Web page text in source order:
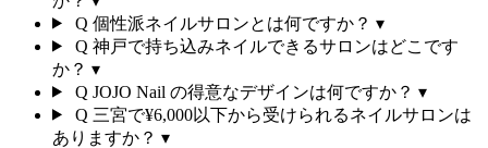
Q 個性派ネイルサロンとは何ですか？ ▾
Q 神戸で持ち込みネイルできるサロンはどこです
か？ ▾
Q JOJO Nail の得意なデザインは何ですか？ ▾
Q 三宮で¥6,000以下から受けられるネイルサロンは
ありますか？ ▾